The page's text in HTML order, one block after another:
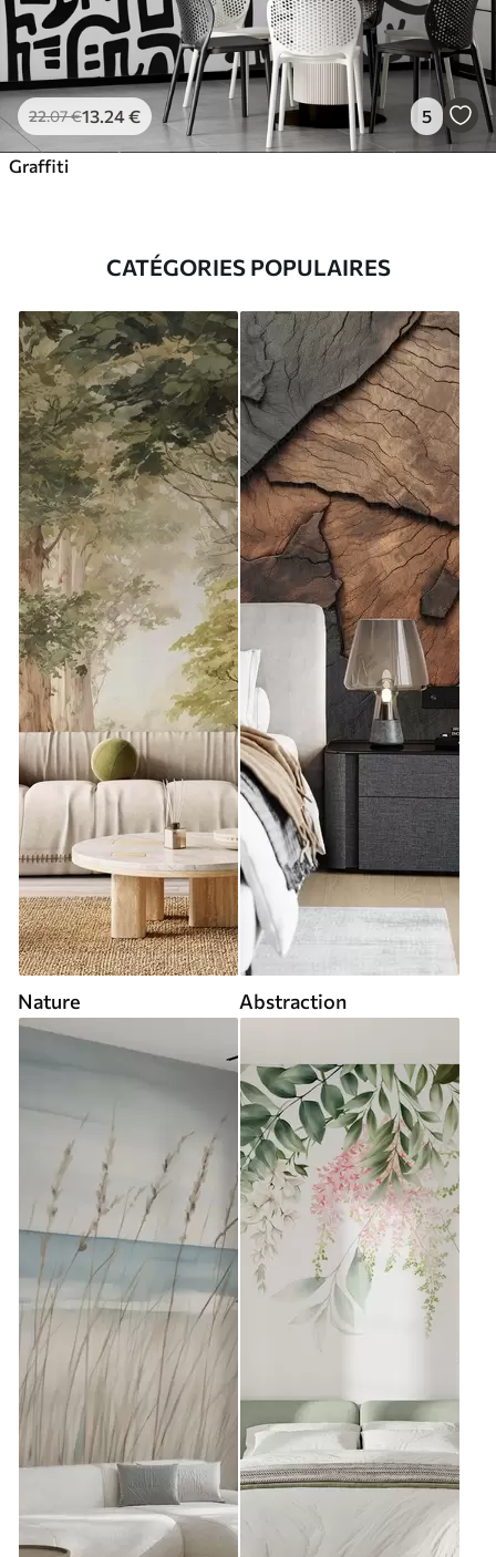
22.07€13 .24€ 5
Graffiti
CATÉGORIES POPULAIRES
Nature Abstraction